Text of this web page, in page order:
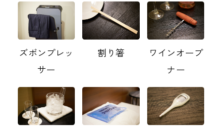
ズボンプレッ
サー
割り箸
ワインオープ
ナー